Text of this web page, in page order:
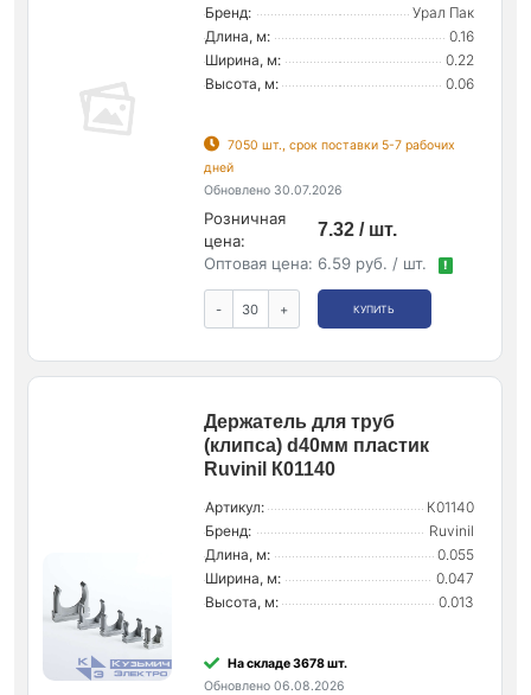
Бренд:
Урал Пак
Длина, м:
0.16
Ширина, м:
0.22
Высота, м:
0.06
7050 шт., срок поставки 5-7 рабочих
дней
Обновлено 30.07.2026
Розничная
цена:
7.32 / шт.
Оптовая цена: 6.59 руб. / шт. !
- + КУПИТЬ
Держатель для труб
(клипса) d40мм пластик
Ruvinil К01140
Артикул:
К01140
Бренд:
Ruvinil
Длина, м:
0.055
Ширина, м:
0.047
Высота, м:
0.013
На складе 3678 шт.
Обновлено 06.08.2026